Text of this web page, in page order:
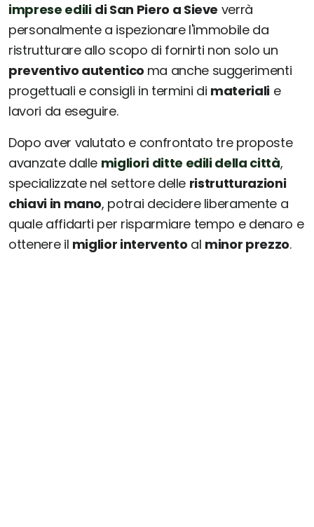
imprese edili di San Piero a Sieve verrà
personalmente a ispezionare l'immobile da
ristrutturare allo scopo di fornirti non solo un
preventivo autentico ma anche suggerimenti
progettuali e consigli in termini di materialie
lavori da eseguire.
Dopo aver valutato e confrontato tre proposte
avanzate dalle migliori ditte edili della città,
specializzate nel settore delle ristrutturazioni
chiavi in mano, potrai decidere liberamente a
quale affidarti per risparmiare tempo e denaro e
ottenere il miglior intervento al minor prezzo.